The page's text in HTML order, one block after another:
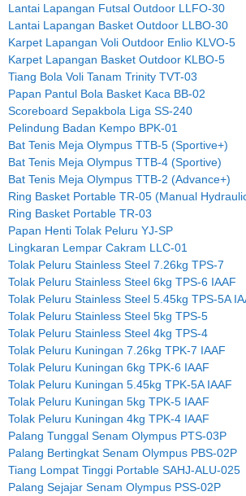
Lantai Lapangan Futsal Outdoor LLFO-30
Lantai Lapangan Basket Outdoor LLBO-30
Karpet Lapangan Voli Outdoor Enlio KLVO-5
Karpet Lapangan Basket Outdoor KLBO-5
Tiang Bola Voli Tanam Trinity TVT-03
Papan Pantul Bola Basket Kaca BB-02
Scoreboard Sepakbola Liga SS-240
Pelindung Badan Kempo BPK-01
Bat Tenis Meja Olympus TTB-5 (Sportive+)
Bat Tenis Meja Olympus TTB-4 (Sportive)
Bat Tenis Meja Olympus TTB-2 (Advance+)
Ring Basket Portable TR-05 (Manual
Ring Basket Portable TR-03
Papan Henti Tolak Peluru YJ-SP
Lingkaran Lempar Cakram LLC-01
Tolak Peluru Stainless Steel 7.26kg TPS-7
Tolak Peluru Stainless Steel 6kg TPS-6 IAAF
Tolak Peluru Stainless Steel 5.45kg TPS-5A
Tolak Peluru Stainless Steel 5kg TPS-5
Tolak Peluru Stainless Steel 4kg TPS-4
Tolak Peluru Kuningan 7.26kg TPK-7 IAAF
Tolak Peluru Kuningan 6kg TPK-6 IAAF
Tolak Peluru Kuningan 5.45kg TPK-5A IAAF
Tolak Peluru Kuningan 5kg TPK-5 IAAF
Tolak Peluru Kuningan 4kg TPK-4 IAAF
Palang Tunggal Senam Olympus PTS-03P
Palang Bertingkat Senam Olympus PBS-02P
Tiang Lompat Tinggi Portable SAHJ-ALU-025
Palang Sejajar Senam Olympus PSS-02P